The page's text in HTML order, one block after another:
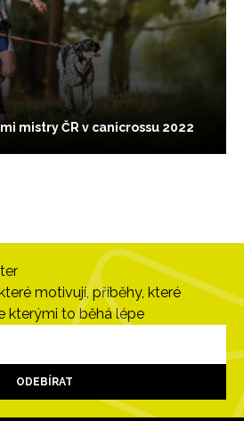
mistry ČR v canicrossu 2022
motivují, příběhy, které
kterými to běhá lépe
ODEBÍRAT